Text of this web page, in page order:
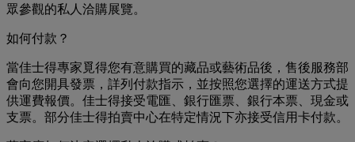
眾參觀的私人洽購展覽。
如何付款？
當佳士得專家覓得您有意購買的藏品或藝術品後，售後服務部
會向您開具發票，詳列付款指示，並按照您選擇的運送方式提
供運費報價。佳士得接受電匯、銀行匯票、銀行本票、現金或
支票。部分佳士得拍賣中心在特定情況下亦接受信用卡付款。